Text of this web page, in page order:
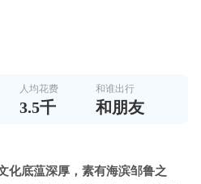
人均花费
3.5千
和谁出行
和朋友
化底蕰深厚，素有海滨邹鲁之